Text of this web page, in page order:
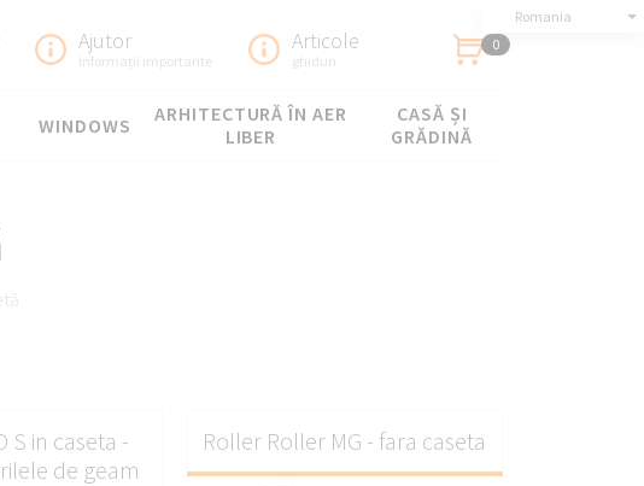
Romania
Ajutor
Informații importante
Articole
ghiduri
0
WINDOWS
ARHITECTURĂ ÎN AER
LIBER
CASĂ ȘI
GRĂDINĂ
al ferestrelor
S in caseta -
de geam
Roller Roller MG - fara caseta